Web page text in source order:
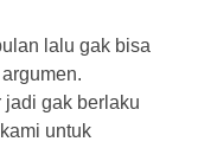
lalu gak bisa
jadi gak berlaku
untuk